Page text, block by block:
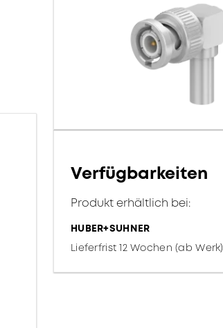
Verfügbarkeiten
Produkt erhältlich bei:
HUBER+SUHNER
Lieferfrist 12 Wochen (ab Werk)